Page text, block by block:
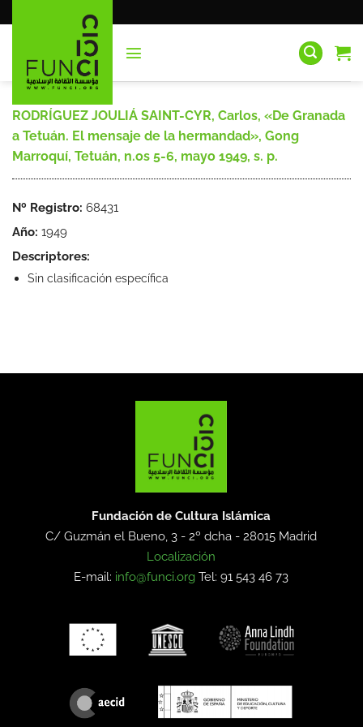
al
RODRÍGUEZ JOULIÁ SAINT-CYR, Carlos, «De Granada
a Tetuán. El mensaje de la hermandad», Gong
Marroquí, Tetuán, n.os 5-6, mayo 1949, s. p.
Nº Registro: 68431
Año: 1949
Descriptores:
Sin clasificación específica
Fundación de Cultura Islámica
C/ Guzmán el Bueno, 3 - 2º dcha -28015 Madrid
Localización
E-mail: info@funci.org Tel: 91 543 46 73